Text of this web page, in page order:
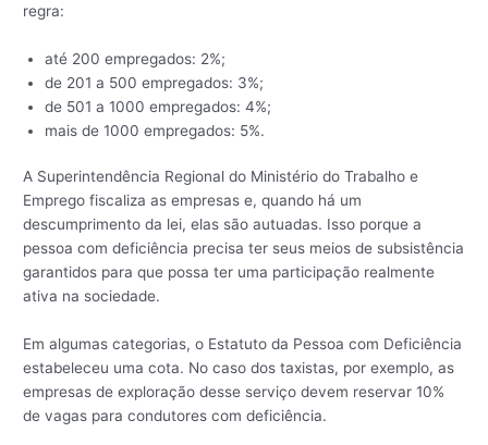
regra:
até 200 empregados: 2%;
de 201 a 500 empregados: 3%;
de 501 a 1000 empregados: 4%;
mais de 1000 empregados: 5%.
A Superintendência Regional do Ministério do Trabalho e
Emprego fiscaliza as empresas e, quando há um
descumprimento da lei, elas são autuadas. Isso porque a
pessoa com deficiência precisa ter seus meios de subsistência
garantidos para que possa ter uma participação realmente
ativa na sociedade.
Em algumas categorias, o Estatuto da Pessoa com Deficiência
estabeleceu uma cota. No caso dos taxistas, por exemplo, as
empresas de exploração desse serviço devem reservar 10%
de vagas para condutores com deficiência.